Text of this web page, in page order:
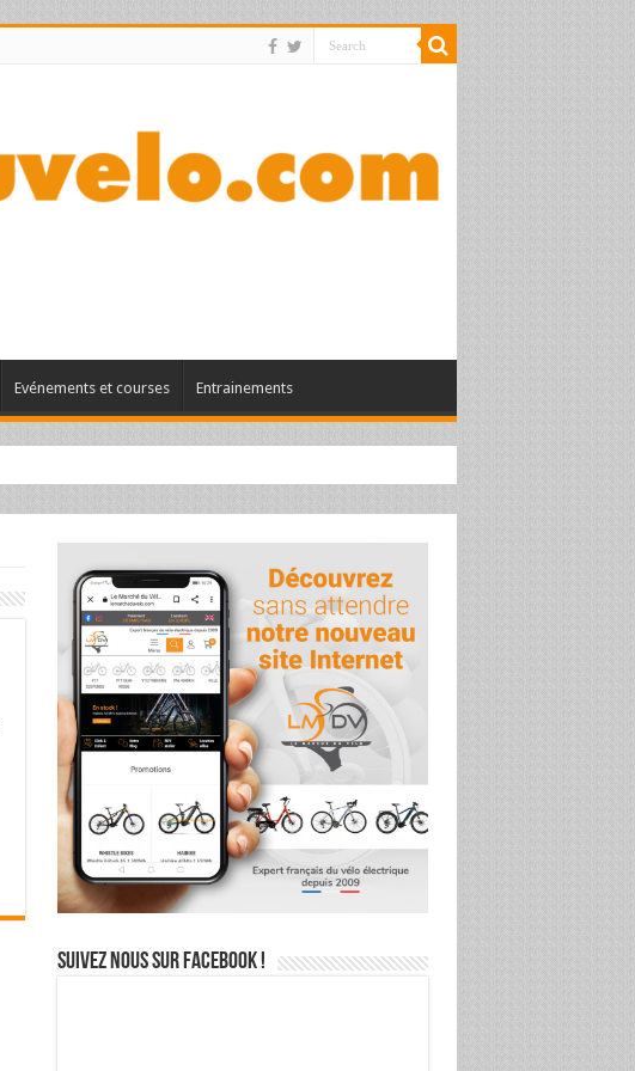
Evénements et courses Entrainements
Suivez nous sur Facebook !